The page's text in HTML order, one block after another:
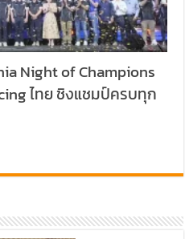
Night of Champions
ไทย ชิงแชมป์ครบทุก